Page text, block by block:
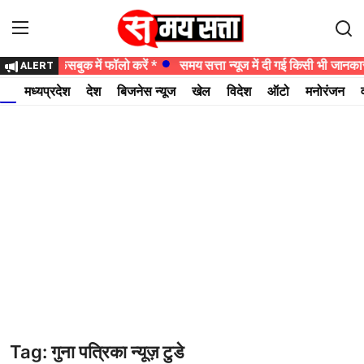
Login Register
ऑटो
ALERT
को फेसबुक में फॉलो करें * समय सत्ता न्यूज में दी गई किसी भी
मध्यप्रदेश देश बिजनेस न्यूज खेल विदेश ऑटो मनोरंजन
Tag: गुना पत्रिका न्यूज़ टुडे